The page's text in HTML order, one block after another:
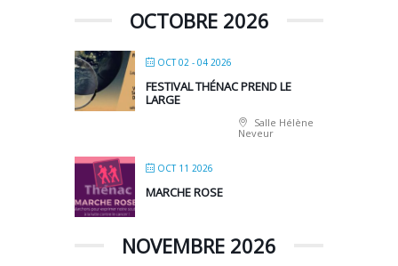
OCTOBRE 2026
OCT 02 - 04 2026
FESTIVAL THÉNAC PREND LE
LARGE
Salle Hélène
Neveur
OCT 11 2026
MARCHE ROSE
NOVEMBRE 2026